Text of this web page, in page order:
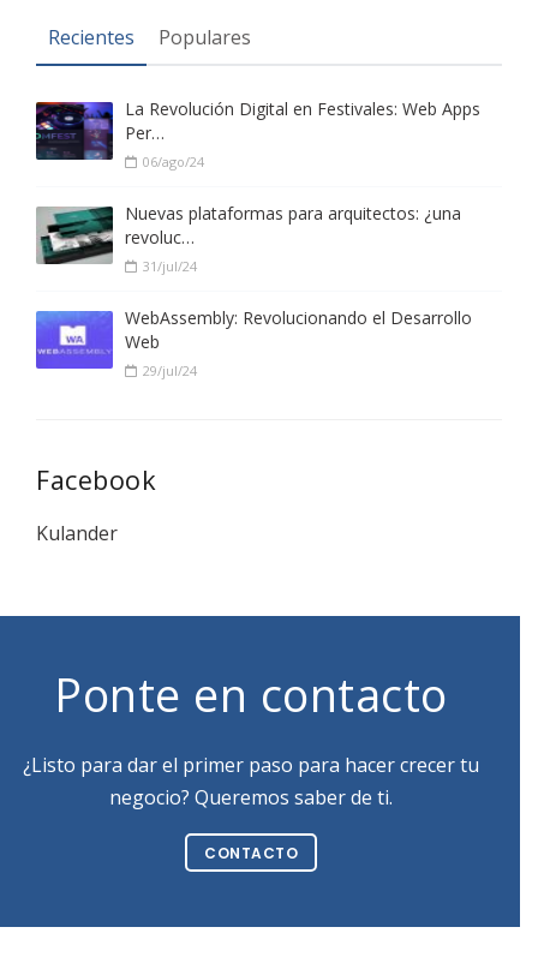
Recientes Populares
La Revolución Digital en Festivales: Web Apps
Per…
06/ago/24
Nuevas plataformas para arquitectos: ¿una
revoluc…
31/jul/24
WebAssembly: Revolucionando el Desarrollo
Web
29/jul/24
Facebook
Kulander
Ponte en contacto
¿Listo para dar el primer paso para hacer crecer tu
negocio? Queremos saber de ti.
CONTACTO